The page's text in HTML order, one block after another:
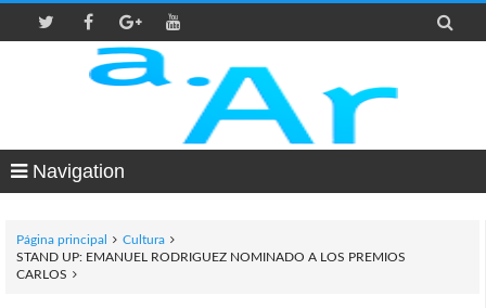

Navigation
Página principal
Cultura
STAND UP: EMANUEL RODRIGUEZ NOMINADO A LOS PREMIOS
CARLOS